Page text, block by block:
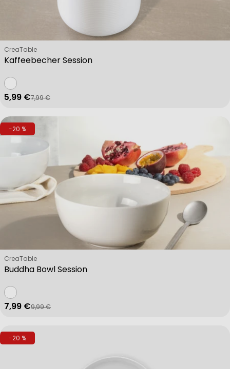
Kaffeebecher Session
Verkäufer:
CreaTable
Verkaufspreis
5,99 €
Regulärer Preis
7,99 €
-20 %
Buddha Bowl Session
Verkäufer:
CreaTable
Verkaufspreis
7,99 €
Regulärer Preis
9,99 €
-20 %